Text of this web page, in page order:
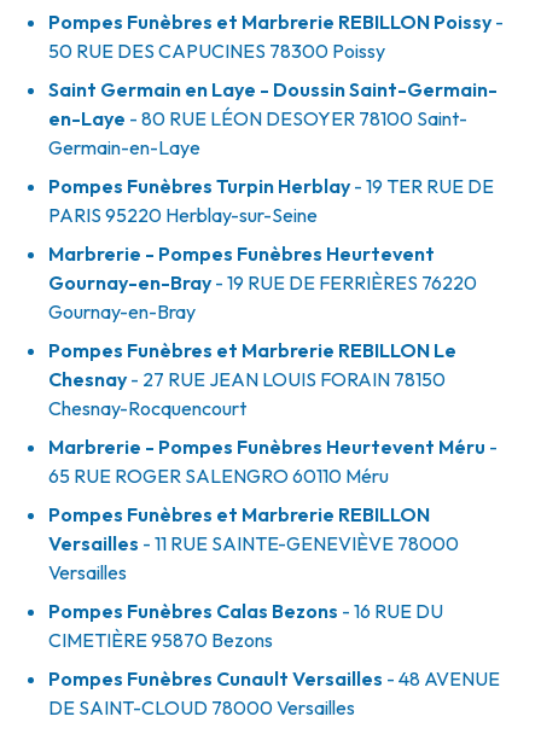
Pompes Funèbres et Marbrerie REBILLON Poissy -
50 RUE DES CAPUCINES 78300 Poissy
Saint Germain en Laye - Doussin Saint-Germain-
en-Laye - 80 RUE LÉON DESOYER 78100 Saint-
Germain-en-Laye
Pompes Funèbres Turpin Herblay - 19 TER RUE DE
PARIS 95220 Herblay-sur-Seine
Marbrerie - Pompes Funèbres Heurtevent
Gournay-en-Bray - 19 RUE DE FERRIÈRES 76220
Gournay-en-Bray
Pompes Funèbres et Marbrerie REBILLON Le
Chesnay - 27 RUE JEAN LOUIS FORAIN 78150
Chesnay-Rocquencourt
Marbrerie - Pompes Funèbres Heurtevent Méru -
65 RUE ROGER SALENGRO60110 Méru
Pompes Funèbres et Marbrerie REBILLON
Versailles - 11 RUE SAINTE-GENEVIÈVE 78000
Versailles
Pompes Funèbres Calas Bezons - 16 RUE DU
CIMETIÈRE95870 Bezons
Pompes Funèbres Cunault Versailles - 48 AVENUE
DE SAINT-CLOUD 78000Versailles